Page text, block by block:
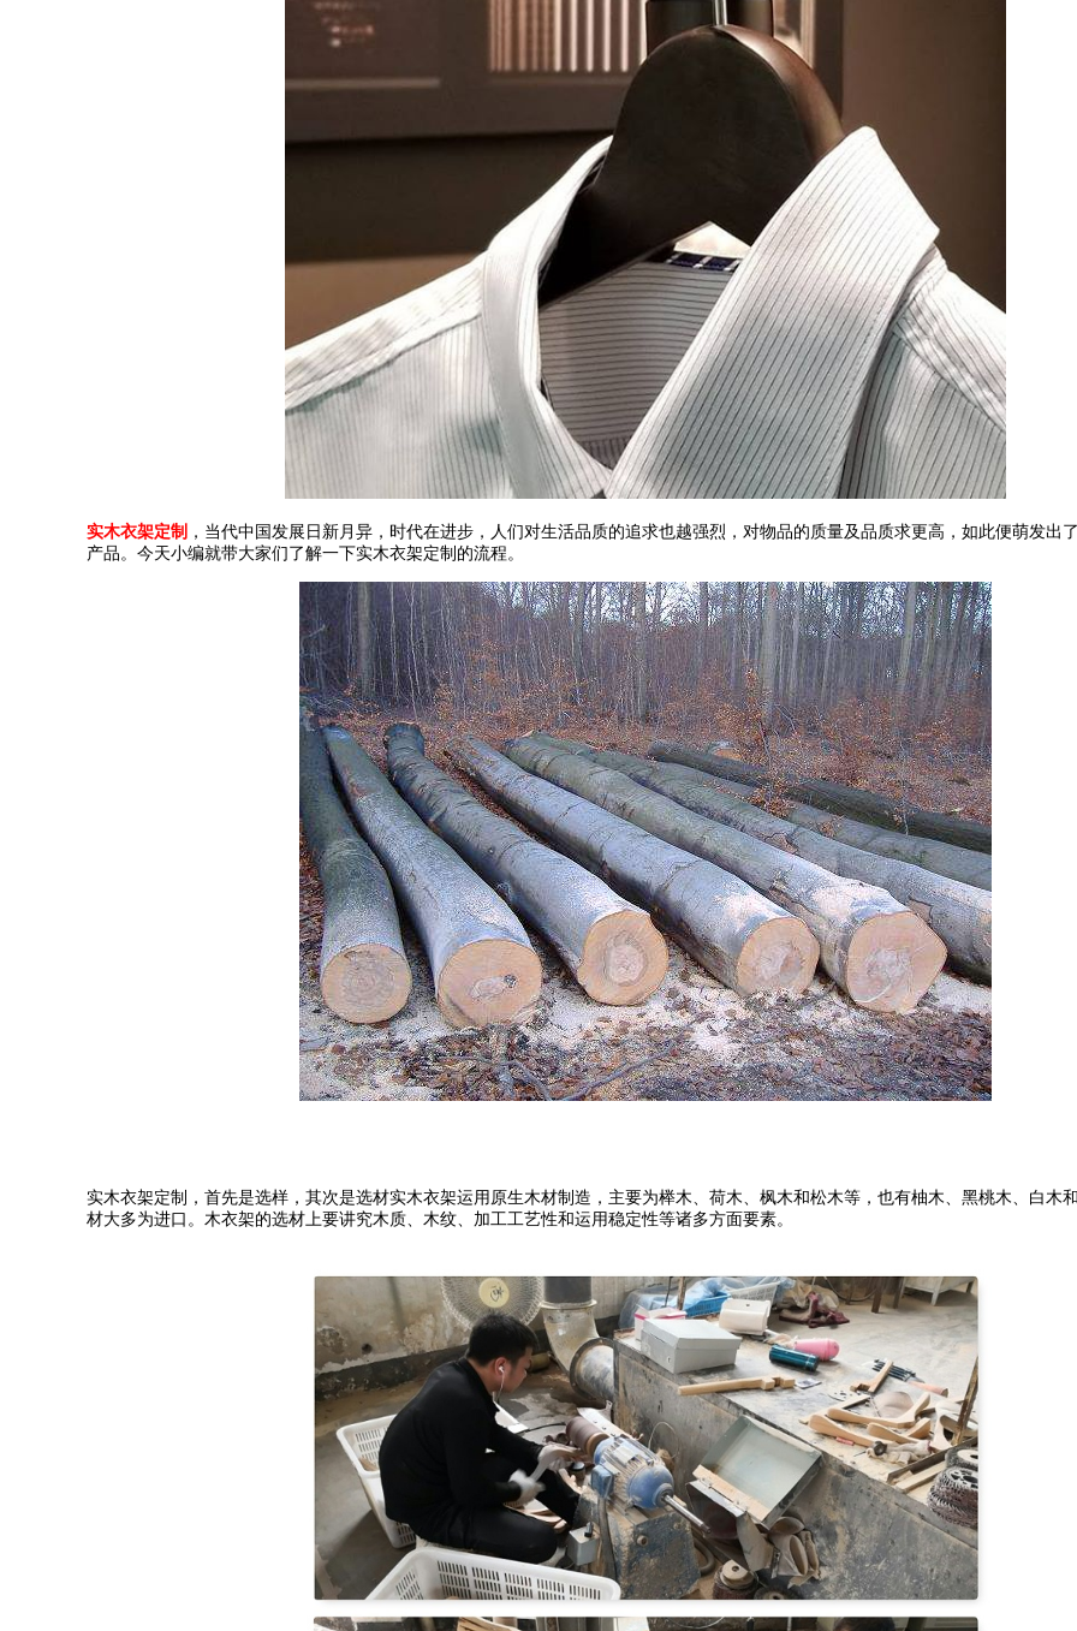
实木衣架定制 ，当代中国发展日新月异，时代在进步，人们对生活品质的追求也越强烈，对物品的质量及品质求更高，如此便萌发出
产品。今天小编就带大家们了解一下实木衣架定制的流程。
实木衣架定制，首先是选样，其次是选材实木衣架运用原生木材制造，主要为榉木、荷木、枫木和松木等，也有柚木、黑桃木、白木
材大多为进口。木衣架的选材上要讲究木质、木纹、加工工艺性和运用稳定性等诸多方面要素。